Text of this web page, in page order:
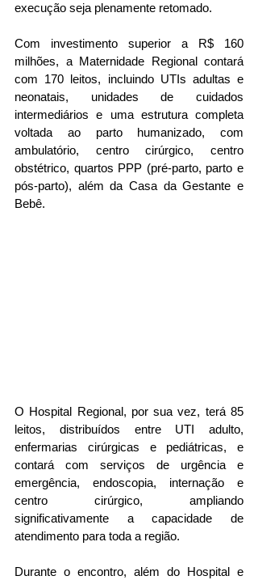
execução seja plenamente retomado.
Com investimento superior a R$ 160
milhões, a Maternidade Regional contará
com 170 leitos, incluindo UTIs adultas e
neonatais, unidades de cuidados
intermediários e uma estrutura completa
voltada ao parto humanizado, com
ambulatório, centro cirúrgico, centro
obstétrico, quartos PPP (pré-parto, parto e
pós-parto), além da Casa da Gestante e
Bebê.
O Hospital Regional, por sua vez, terá 85
leitos, distribuídos entre UTI adulto,
enfermarias cirúrgicas e pediátricas, e
contará com serviços de urgência e
emergência, endoscopia, internação e
centro cirúrgico, ampliando
significativamente a capacidade de
atendimento para toda a região.
Durante o encontro, além do Hospital e